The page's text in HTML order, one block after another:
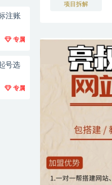
注账
专属
号选
专属
项目拆解